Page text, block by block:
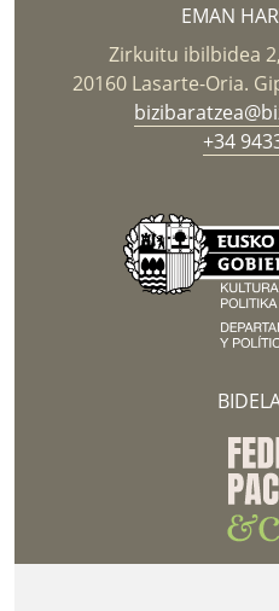
EMAN
Zirkuitu ibilbidea
20160 Lasarte-Oria.
+34